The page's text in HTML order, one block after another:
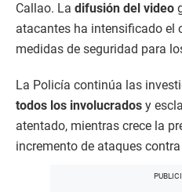
Callao. La difusión del video
atacantes ha intensificado el
medidas de seguridad para
La Policía continúa las
todos los involucrados y
atentado, mientras crece la
incremento de ataques